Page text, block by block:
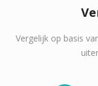
Vergelijk op basis